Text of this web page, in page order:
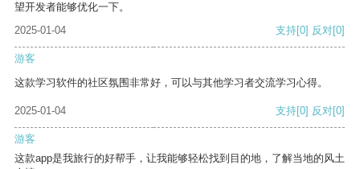
望开发者能够优化一下。
2025-01-04
支持[0] 反对[0]
游客
这款学习软件的社区氛围非常好，可以与其他学习者交流学习心得。
2025-01-04 支持[0] 反对[0]
游客
这款app是我旅行的好帮手，让我能够轻松找到目的地，了解当地的风土